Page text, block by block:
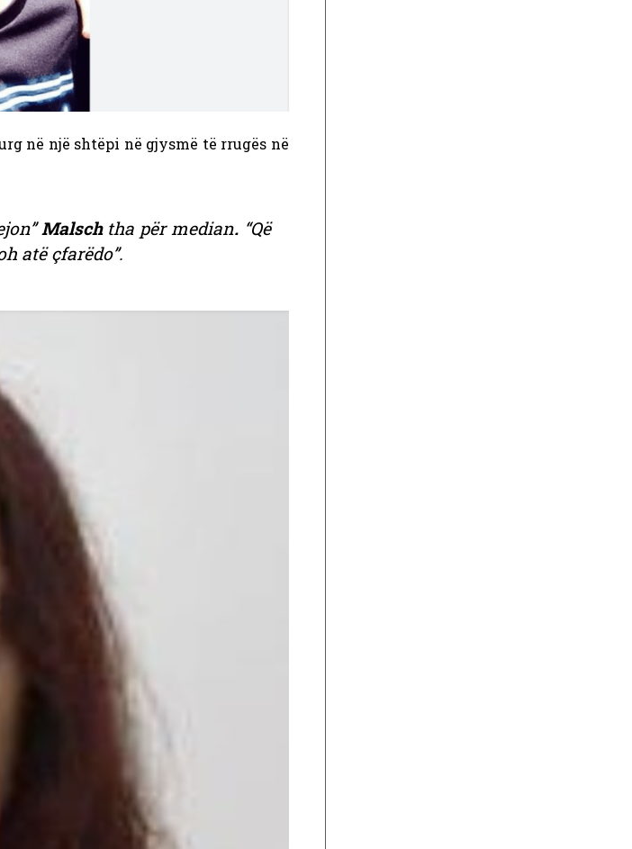
në një shtëpi në gjysmë të rrugës në
Malschtha për median. “Që
atë çfarëdo”.